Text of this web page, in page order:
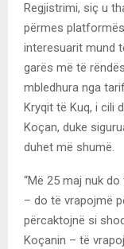
Regjistrimi, siç u
përmes
interesuarit mund
garës më të
mbledhura nga
Kryqit të Kuq, i cili
Koçan, duke
duhet më shumë.
“Më 25 maj nuk
– do të vrapojmë
përcaktojnë si
Koçanin – të